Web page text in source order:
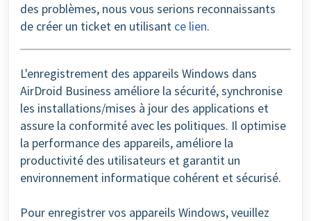
des problèmes, nous vous serions reconnaissants
de créer un ticket en utilisant ce lien.
L'enregistrement des appareils Windows dans
AirDroid Business améliore la sécurité, synchronise
les installations/mises à jour des applications et
assure la conformité avec les politiques. Il optimise
la performance des appareils, améliore la
productivité des utilisateurs et garantit un
environnement informatique cohérent et sécurisé.
Pour enregistrer vos appareils Windows, veuillez